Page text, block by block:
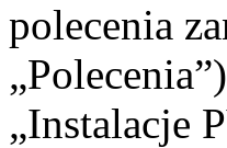
polecenia
„Instalacje